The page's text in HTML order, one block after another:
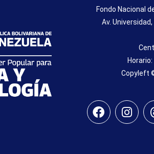
Fondo Nacional
Av.
Copyleft